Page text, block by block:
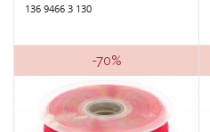
136 9466 3 130
-70%